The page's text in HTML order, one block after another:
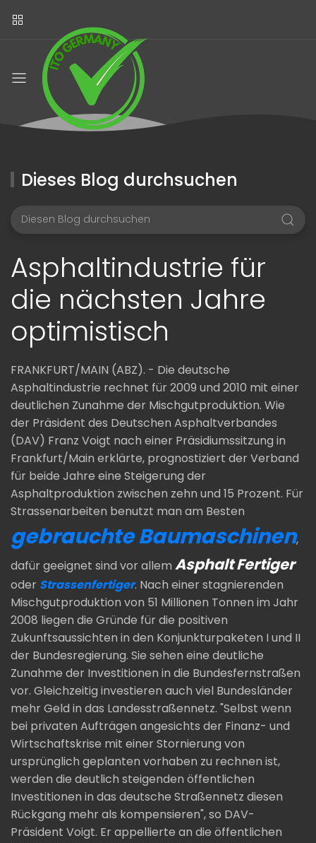
Dieses Blog durchsuchen
Asphaltindustrie für
die nächsten Jahre
optimistisch
FRANKFURT/MAIN (ABZ). - Die deutsche
Asphaltindustrie rechnet für 2009 und 2010 mit einer
deutlichen Zunahme der Mischgutproduktion. Wie
der Präsident des Deutschen Asphaltverbandes
(DAV) Franz Voigt nach einer Präsidiumssitzung in
Frankfurt/Main erklärte, prognostiziert der Verband
für beide Jahre eine Steigerung der
Asphaltproduktion zwischen zehn und 15 Prozent. Für
Strassenarbeiten benutzt man am Besten
gebrauchte Baumaschinen,
dafür geeignet sind vor allem Asphalt Fertiger
oder Strassenfertiger. Nach einer stagnierenden
Mischgutproduktion von 51 Millionen Tonnen im Jahr
2008 liegen die Gründe für die positiven
Zukunftsaussichten in den Konjunkturpaketen I und II
der Bundesregierung. Sie sehen eine deutliche
Zunahme der Investitionen in die Bundesfernstraßen
vor. Gleichzeitig investieren auch viel Bundesländer
mehr Geld in das Landesstraßennetz. "Selbst wenn
bei privaten Aufträgen angesichts der Finanz- und
Wirtschaftskrise mit einer Stornierung von
ursprünglich geplanten vorhaben zu rechnen ist,
werden die deutlich steigenden öffentlichen
Investitionen in das deutsche Straßennetz diesen
Rückgang mehr als kompensieren", so DAV-
Präsident Voigt. Er appellierte an die öffentlichen